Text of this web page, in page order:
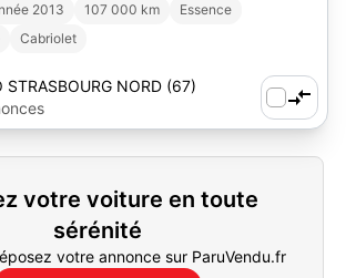
2013 107 000 km
Essence
Cabriolet
STRASBOURG NORD (67)
votre voiture en toute
sérénité
votre annonce sur ParuVendu.fr